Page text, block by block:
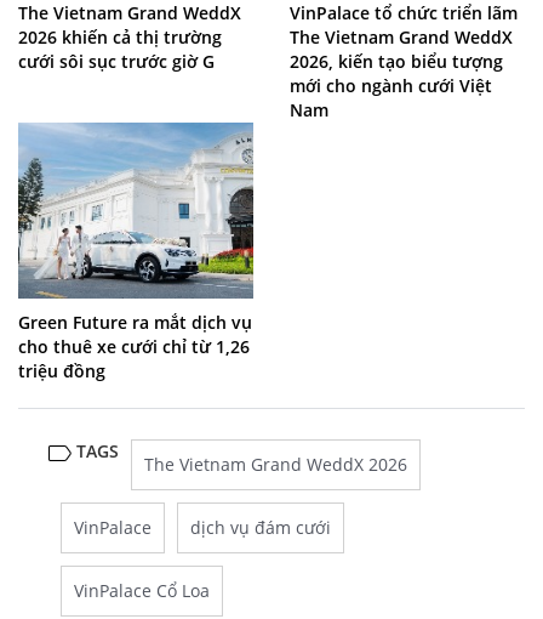
The Vietnam Grand WeddX
2026 khiến cả thị trường
cưới sôi sục trước giờ G
VinPalace tổ chức triển lãm
The Vietnam Grand WeddX
2026, kiến tạo biểu tượng
mới cho ngành cưới Việt
Nam
Green Future ra mắt dịch vụ
cho thuê xe cưới chỉ từ 1,26
triệu đồng
TAGS
The Vietnam Grand WeddX 2026
VinPalace dịch vụ đám cưới
VinPalace Cổ Loa